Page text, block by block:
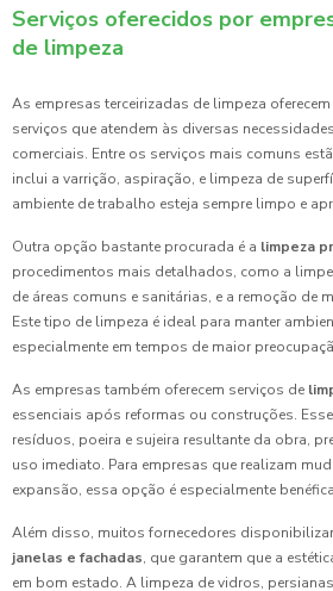
Serviços oferecidos por
de limpeza
As empresas terceirizadas de limpeza
serviços que atendem às diversas
comerciais. Entre os serviços mais comuns
inclui a varrição, aspiração, e limpeza de
ambiente de trabalho esteja sempre limpo e
Outra opção bastante procurada é a limpeza
procedimentos mais detalhados, como a
de áreas comuns e sanitárias, e a remoção de
Este tipo de limpeza é ideal para manter
especialmente em tempos de maior
As empresas também oferecem serviços de
essenciais após reformas ou construções.
resíduos, poeira e sujeira resultante da obra,
uso imediato. Para empresas que realizam
expansão, essa opção é especialmente
Além disso, muitos fornecedores
janelas e fachadas, que garantem que a
em bom estado. A limpeza de vidros,